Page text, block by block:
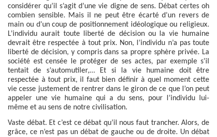
considérer qu’il s’agit d’une vie digne de sens. Débat certes oh
combien sensible. Mais il ne peut être écarté d’un revers de
main ou d’un coup de positionnement idéologique ou religieux.
L’individu aurait toute liberté de décision ou la vie humaine
devrait être respectée à tout prix. Non, l’individu n’a pas toute
liberté de décision, y compris dans sa propre sphère privée. La
société est censée le protéger de ses actes, par exemple s’il
tentait de s’automutiler,… Et si la vie humaine doit être
respectée à tout prix, il faut bien définir à quel moment cette
vie cesse justement de rentrer dans le giron de ce que l’on peut
appeler une vie humaine qui a du sens, pour l’individu lui-
même et au sens de notre civilisation.
Vaste débat. Et c’est ce débat qu’il nous faut trancher. Alors, de
grâce, ce n’est pas un débat de gauche ou de droite. Un débat